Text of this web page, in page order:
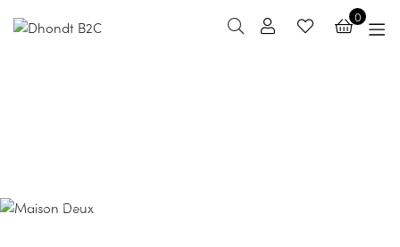
0
merk Maison Deux mogen niet ontbreken in je interieur.